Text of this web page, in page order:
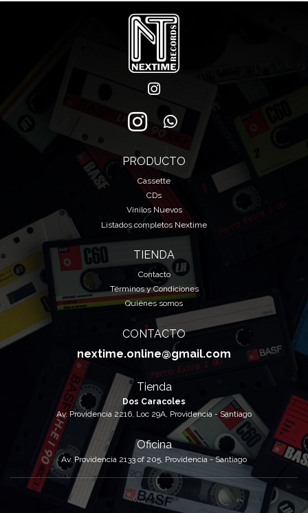
PRODUCTO
Cassette
CDs
Vinilos Nuevos
Listados completos Nextime
TIENDA
Contacto
Términos y Condiciones
Quiénes somos
CONTACTO
nextime.online@gmail.com
Tienda
Dos Caracoles
Av. Providencia 2216, Loc 29A, Providencia - Santiago
Oficina
Av. Providencia 2133 of 205, Providencia - Santiago